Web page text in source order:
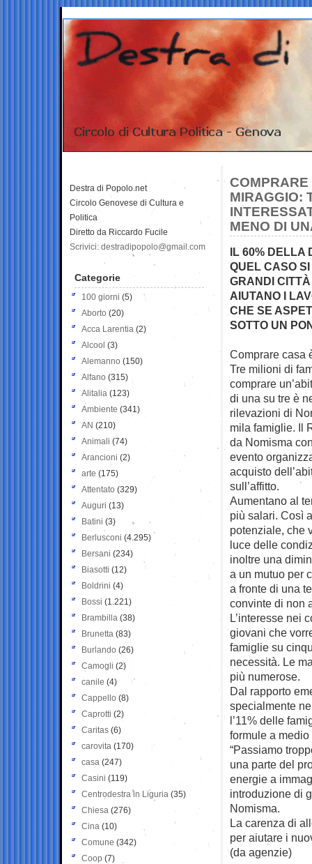
COMPRARE
MIRAGGIO:
MENO DI
IL 60% DELLA
QUEL CASO
GRANDI
AIUTANO I
CHE SE
SOTTO UN
Comprare casa
Tre milioni di
comprare
di una su tre è
rilevazioni di
mila famiglie. Il
da Nomisma
evento
acquisto
sull’affitto.
Aumentano al
più salari. Così
potenziale, che
luce delle
inoltre una
a un mutuo per
a fronte di una
convinte di non
L’interesse nei
giovani che
famiglie su
necessità. Le
più numerose.
Dal rapporto
specialmente
l’11% delle
formule a
“Passiamo
una parte del
energie a
introduzione di
Nomisma.
La carenza di
per aiutare i
(da agenzie)
Destra di Popolo.net
Circolo Genovese di Cultura e
Politica
Diretto da Riccardo Fucile
Scrivici: destradipopolo@gmail.com
Categorie
100 giorni (5)
Aborto (20)
Acca Larentia (2)
Alcool (3)
Alemanno (150)
Alfano (315)
Alitalia (123)
Ambiente (341)
AN (210)
Animali (74)
Arancioni (2)
arte (175)
Attentato (329)
Auguri (13)
Batini (3)
Berlusconi (4.295)
Bersani (234)
Biasotti (12)
Boldrini (4)
Bossi (1.221)
Brambilla (38)
Brunetta (83)
Burlando (26)
Camogli (2)
canile (4)
Cappello (8)
Caprotti (2)
Caritas (6)
carovita (170)
casa (247)
Casini (119)
Centrodestra in Liguria (35)
Chiesa (276)
Cina (10)
Comune (342)
Coop (7)